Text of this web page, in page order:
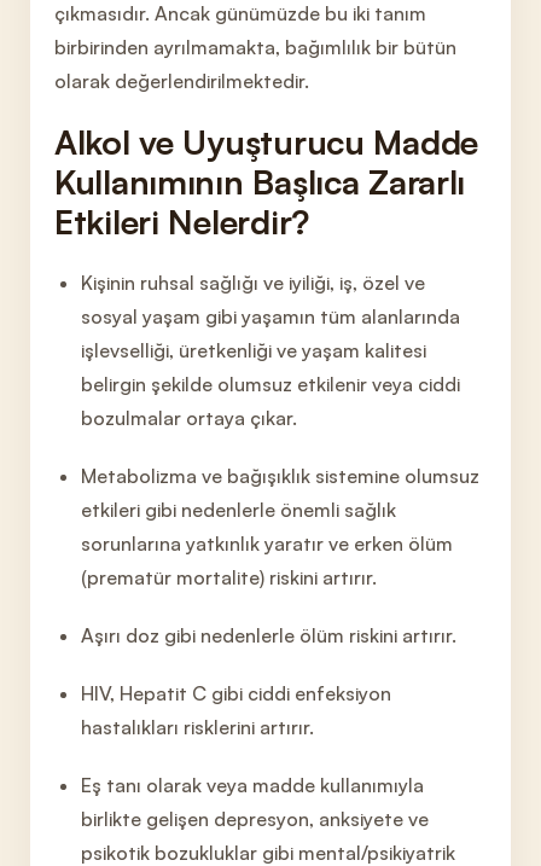
çıkmasıdır. Ancak günümüzde bu iki tanım
birbirinden ayrılmamakta, bağımlılık bir bütün
olarak değerlendirilmektedir.
Alkol ve Uyuşturucu Madde
Kullanımının Başlıca Zararlı
Etkileri Nelerdir?
Kişinin ruhsal sağlığı ve iyiliği, iş, özel ve
sosyal yaşam gibi yaşamın tüm alanlarında
işlevselliği, üretkenliği ve yaşam kalitesi
belirgin şekilde olumsuz etkilenir veya ciddi
bozulmalar ortaya çıkar.
Metabolizma ve bağışıklık sistemine olumsuz
etkileri gibi nedenlerle önemli sağlık
sorunlarına yatkınlık yaratır ve erken ölüm
(prematür mortalite) riskini artırır.
Aşırı doz gibi nedenlerle ölüm riskini artırır.
HIV, Hepatit C gibi ciddi enfeksiyon
hastalıkları risklerini artırır.
Eş tanı olarak veya madde kullanımıyla
birlikte gelişen depresyon, anksiyete ve
psikotik bozukluklar gibi mental/psikiyatrik